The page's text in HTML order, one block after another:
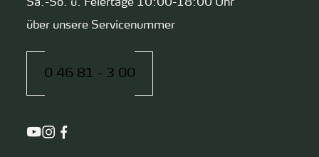
Sa.-So. u. Feiertage 10:00-18:00 Uhr
über unsere Servicenummer
0 46 81 - 3 00